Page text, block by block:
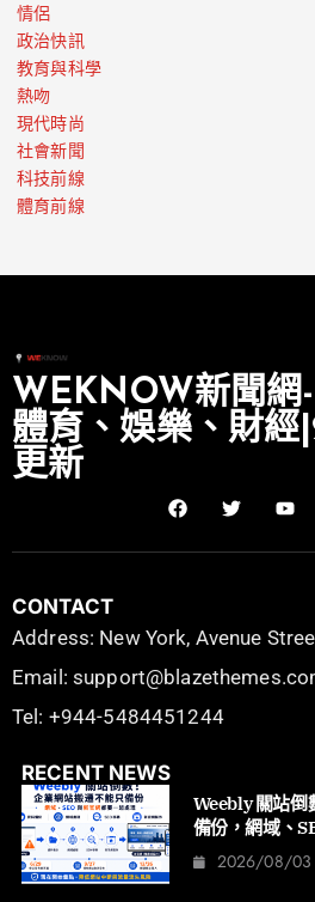
情侶
政治快訊
教育與科學
熱吻
現代時尚
社會新聞
科技前線
體育前線
WEKNOW新聞網-
體育、娛樂、財經
更新
CONTACT
Address: New York, Avenue
Email:
Tel: +944-5484451244
RECENT NEWS
Weebly 關站倒
備份，網域、
2026/08/03